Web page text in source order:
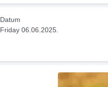
Datum
Friday 06.06.2025.